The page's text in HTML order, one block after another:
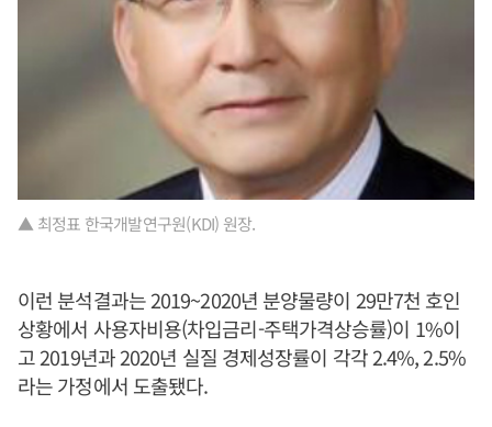
▲ 최정표 한국개발연구원(KDI) 원장.
이런 분석결과는 2019~2020년 분양물량이 29만7천 호인
상황에서 사용자비용(차입금리-주택가격상승률)이 1%이
고 2019년과 2020년 실질 경제성장률이 각각 2.4%, 2.5%
라는 가정에서 도출됐다.